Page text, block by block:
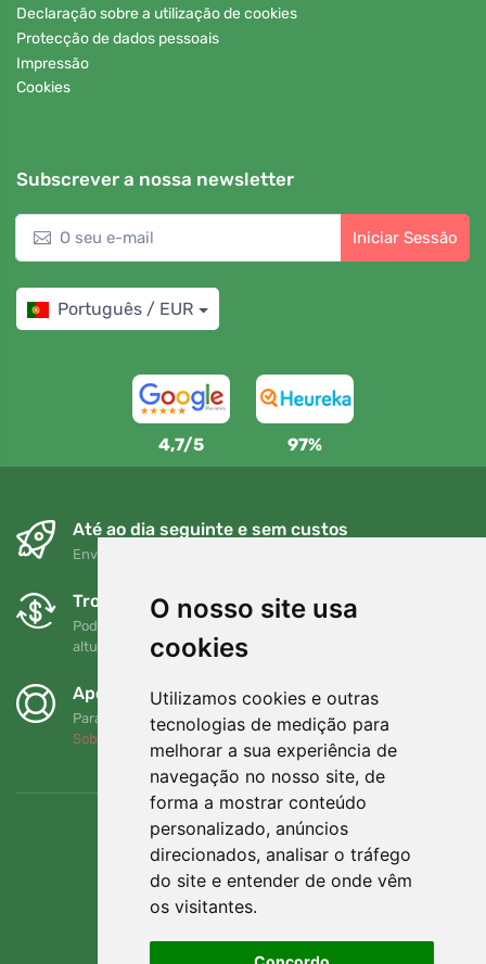
O nosso site usa
cookies
Utilizamos cookies e outras
tecnologias de medição para
melhorar a sua experiência de
navegação no nosso site, de
forma a mostrar conteúdo
personalizado, anúncios
direcionados, analisar o tráfego
do site e entender de onde vêm
os visitantes.
Declaração sobre a utilização de cookies
Protecção de dados pessoais
Impressão
Cookies
Subscrever a nossa newsletter
Iniciar Sessão
Português / EUR
4,7/5 97%
Até ao dia seguinte e sem custos
Envio gratuito para encomendas superiores a 80 EUR
Trocas e devoluções gratuitas
Pode devolver ou trocar a sua encomenda em qualquer
altura no prazo de 90 dias
Apoiamos a Trees.org
Para cada encomenda plantamos uma árvore! Leia mais
Sobre nós